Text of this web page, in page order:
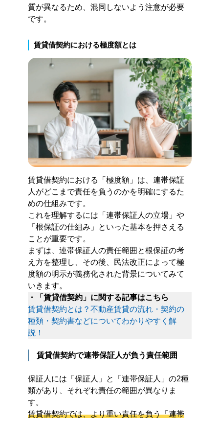
質が異なるため、混同しないよう注意が必要
です。
賃貸借契約における極度額とは
賃貸借契約における「極度額」は、連帯保証
人がどこまで責任を負うのかを明確にするた
めの仕組みです。
これを理解するには「連帯保証人の立場」や
「根保証の仕組み」といった基本を押さえる
ことが重要です。
まずは、連帯保証人の責任範囲と根保証の考
え方を整理し、その後、民法改正によって極
度額の明示が義務化された背景についてみて
いきます。
・「賃貸借契約」に関する記事はこちら
賃貸借契約とは？不動産賃貸の流れ・契約の
種類・契約書などについてわかりやすく解
説！
賃貸借契約で連帯保証人が負う責任範囲
保証人には「保証人」と「連帯保証人」の2種
類があり、それぞれ責任の範囲が異なりま
す。
賃貸借契約では、より重い責任を負う「連帯